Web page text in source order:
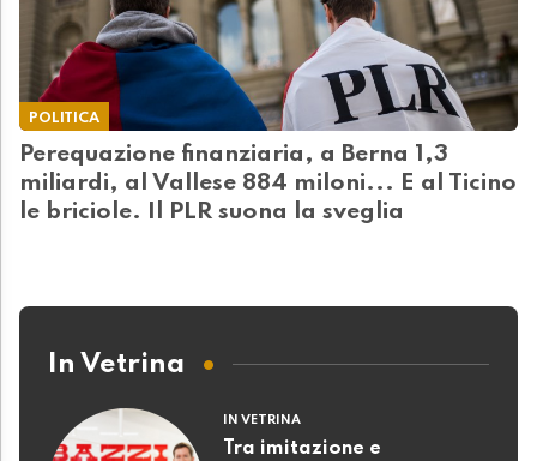
POLITICA
Perequazione finanziaria, a Berna 1,3
miliardi, al Vallese 884 miloni... E al Ticino
le briciole. Il PLR suona la sveglia
In Vetrina
IN VETRINA
Tra imitazione e